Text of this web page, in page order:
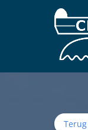
Ga naar de
Ga naar inhoud
Ga naar voettekst